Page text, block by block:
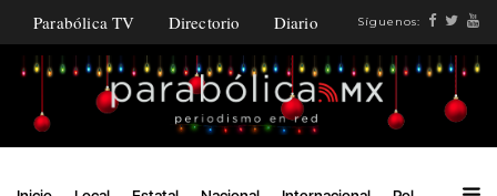
Parabólica TV Directorio Diario Síguenos: